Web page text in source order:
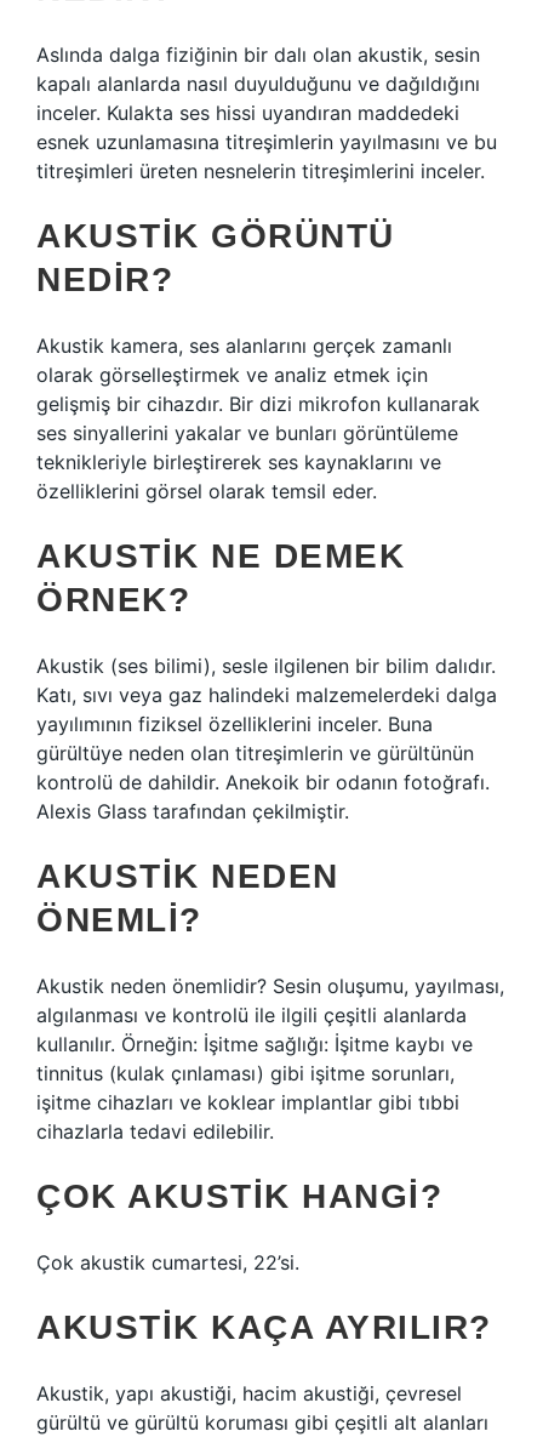
Aslında dalga fiziğinin bir dalı olan akustik, sesin
kapalı alanlarda nasıl duyulduğunu ve dağıldığını
inceler. Kulakta ses hissi uyandıran maddedeki
esnek uzunlamasına titreşimlerin yayılmasını ve bu
titreşimleri üreten nesnelerin titreşimlerini inceler.
AKUSTIK GÖRÜNTÜ
NEDIR?
Akustik kamera, ses alanlarını gerçek zamanlı
olarak görselleştirmek ve analiz etmek için
gelişmiş bir cihazdır. Bir dizi mikrofon kullanarak
ses sinyallerini yakalar ve bunları görüntüleme
teknikleriyle birleştirerek ses kaynaklarını ve
özelliklerini görsel olarak temsil eder.
AKUSTIK NE DEMEK
ÖRNEK?
Akustik (ses bilimi), sesle ilgilenen bir bilim dalıdır.
Katı, sıvı veya gaz halindeki malzemelerdeki dalga
yayılımının fiziksel özelliklerini inceler. Buna
gürültüye neden olan titreşimlerin ve gürültünün
kontrolü de dahildir. Anekoik bir odanın fotoğrafı.
Alexis Glass tarafından çekilmiştir.
AKUSTIK NEDEN
ÖNEMLI?
Akustik neden önemlidir? Sesin oluşumu, yayılması,
algılanması ve kontrolü ile ilgili çeşitli alanlarda
kullanılır. Örneğin: İşitme sağlığı: İşitme kaybı ve
tinnitus (kulak çınlaması) gibi işitme sorunları,
işitme cihazları ve koklear implantlar gibi tıbbi
cihazlarla tedavi edilebilir.
ÇOK AKUSTIK HANGI?
Çok akustik cumartesi, 22’si.
AKUSTIK KAÇA AYRILIR?
Akustik, yapı akustiği, hacim akustiği, çevresel
gürültü ve gürültü koruması gibi çeşitli alt alanları